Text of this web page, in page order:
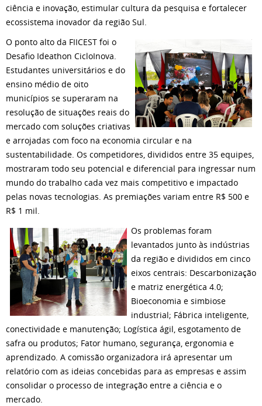
ciência e inovação, estimular cultura da pesquisa e fortalecer
ecossistema inovador da região Sul.
O ponto alto da FIICEST foi o
Desafio Ideathon CicloInova.
Estudantes universitários e do
ensino médio de oito
municípios se superaram na
resolução de situações reais do
mercado com soluções criativas
e arrojadas com foco na economia circular e na
sustentabilidade. Os competidores, divididos entre 35 equipes,
mostraram todo seu potencial e diferencial para ingressar num
mundo do trabalho cada vez mais competitivo e impactado
pelas novas tecnologias. As premiações variam entre R$ 500 e
R$ 1 mil.
Os problemas foram
levantados junto às indústrias
da região e divididos em cinco
eixos centrais: Descarbonização
e matriz energética 4.0;
Bioeconomia e simbiose
industrial; Fábrica inteligente,
conectividade e manutenção; Logística ágil, esgotamento de
safra ou produtos; Fator humano, segurança, ergonomia e
aprendizado. A comissão organizadora irá apresentar um
relatório com as ideias concebidas para as empresas e assim
consolidar o processo de integração entre a ciência e o
mercado.